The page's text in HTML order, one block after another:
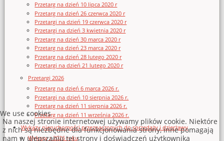
Przetarg na dzień 10 lipca 2020 r
Przetarg na dzień 26 czerwca 2020 r
Przetargi na dzień 19 czerwca 2020 r
Przetargi na dzień 3 kwietnia 2020 r
Przetarg na dzień 30 marca 2020 r
Przetarg na dzień 23 marca 2020 r
Przetarg na dzień 28 lutego 2020 r
Przetargi na dzień 21 lutego 2020 r
Przetargi 2026
Przetarg na dzień 6 marca 2026 r.
Przetargi na dzień 10 sierpnia 2026 r.
Przetarg na dzień 11 sierpnia 2026 r.
Przetarg na dzień 11 września 2026 r.
Wykazy nieruchomości przeznaczonych do sprzedaży i dzierżawy
Wykazy z 2026 roku
We use cookies
Na naszej stronie internetowej używamy plików cookie. Niektóre
z nich są niezbędne dla funkcjonowania strony, inne pomagają
nam w ulepszaniu tej strony i doświadczeń użytkownika